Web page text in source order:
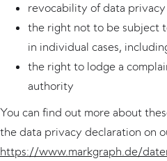
revocability of data
the right not to be subject
in individual cases,
the right to lodge a
authority
You can find out more about
the data privacy declaration on
https://www.markgraph.de/